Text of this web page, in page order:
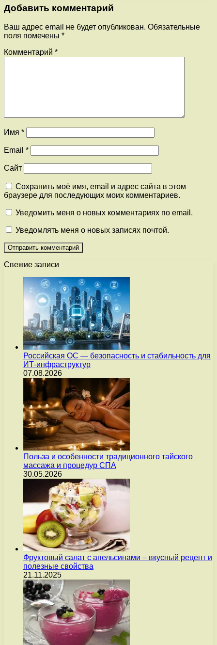
Добавить комментарий
Ваш адрес email не будет опубликован. Обязательные
поля помечены *
Комментарий *
Имя *
Email *
Сайт
Сохранить моё имя, email и адрес сайта в этом
браузере для последующих моих комментариев.
Уведомить меня о новых комментариях по email.
Уведомлять меня о новых записях почтой.
Свежие записи
Российская ОС — безопасность и стабильность для
ИТ-инфраструктур
07.08.2026
Польза и особенности традиционного тайского
массажа и процедур СПА
30.05.2026
Фруктовый салат с апельсинами – вкусный рецепт и
полезные свойства
21.11.2025